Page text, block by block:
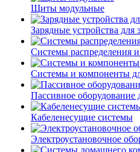
Щиты модульные
Зарядные устройства для
Системы распределения
Системы и компоненты
Пассивное
Кабеленесущие системы
Электроустановочное